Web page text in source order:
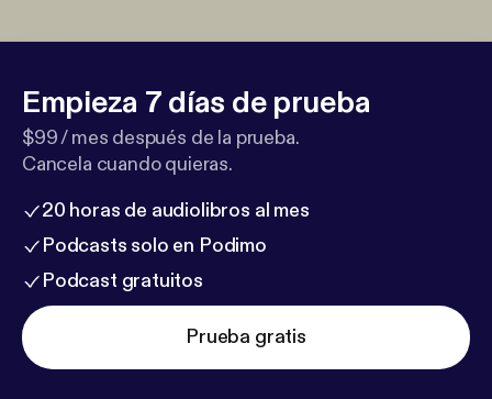
Empieza 7 días de prueba
$99 / mes después de la prueba.
Cancela cuando quieras.
20 horas de audiolibros al mes
Podcasts solo en Podimo
Podcast gratuitos
Prueba gratis